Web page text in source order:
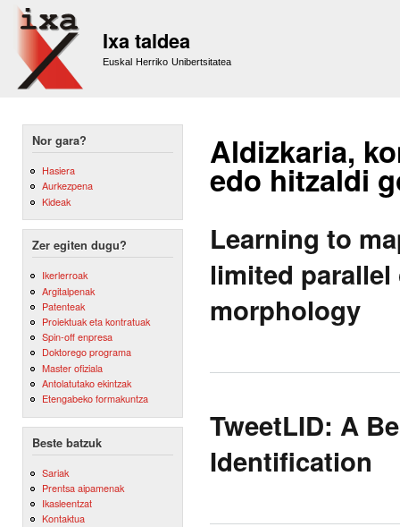
Ixa taldea
Euskal Herriko Unibertsitatea
Nor gara?
Hasiera
Aurkezpena
Kideak
Zer egiten dugu?
Ikerlerroak
Argitalpenak
Patenteak
Proiektuak eta kontratuak
Spin-off enpresa
Doktorego programa
Master ofiziala
Antolatutako ekintzak
Etengabeko formakuntza
Beste batzuk
Sariak
Prentsa aipamenak
Ikasleentzat
Kontaktua
Aldizkaria,
edo hitzaldi
Learning to
limited
morphology
TweetLID: A
Identification